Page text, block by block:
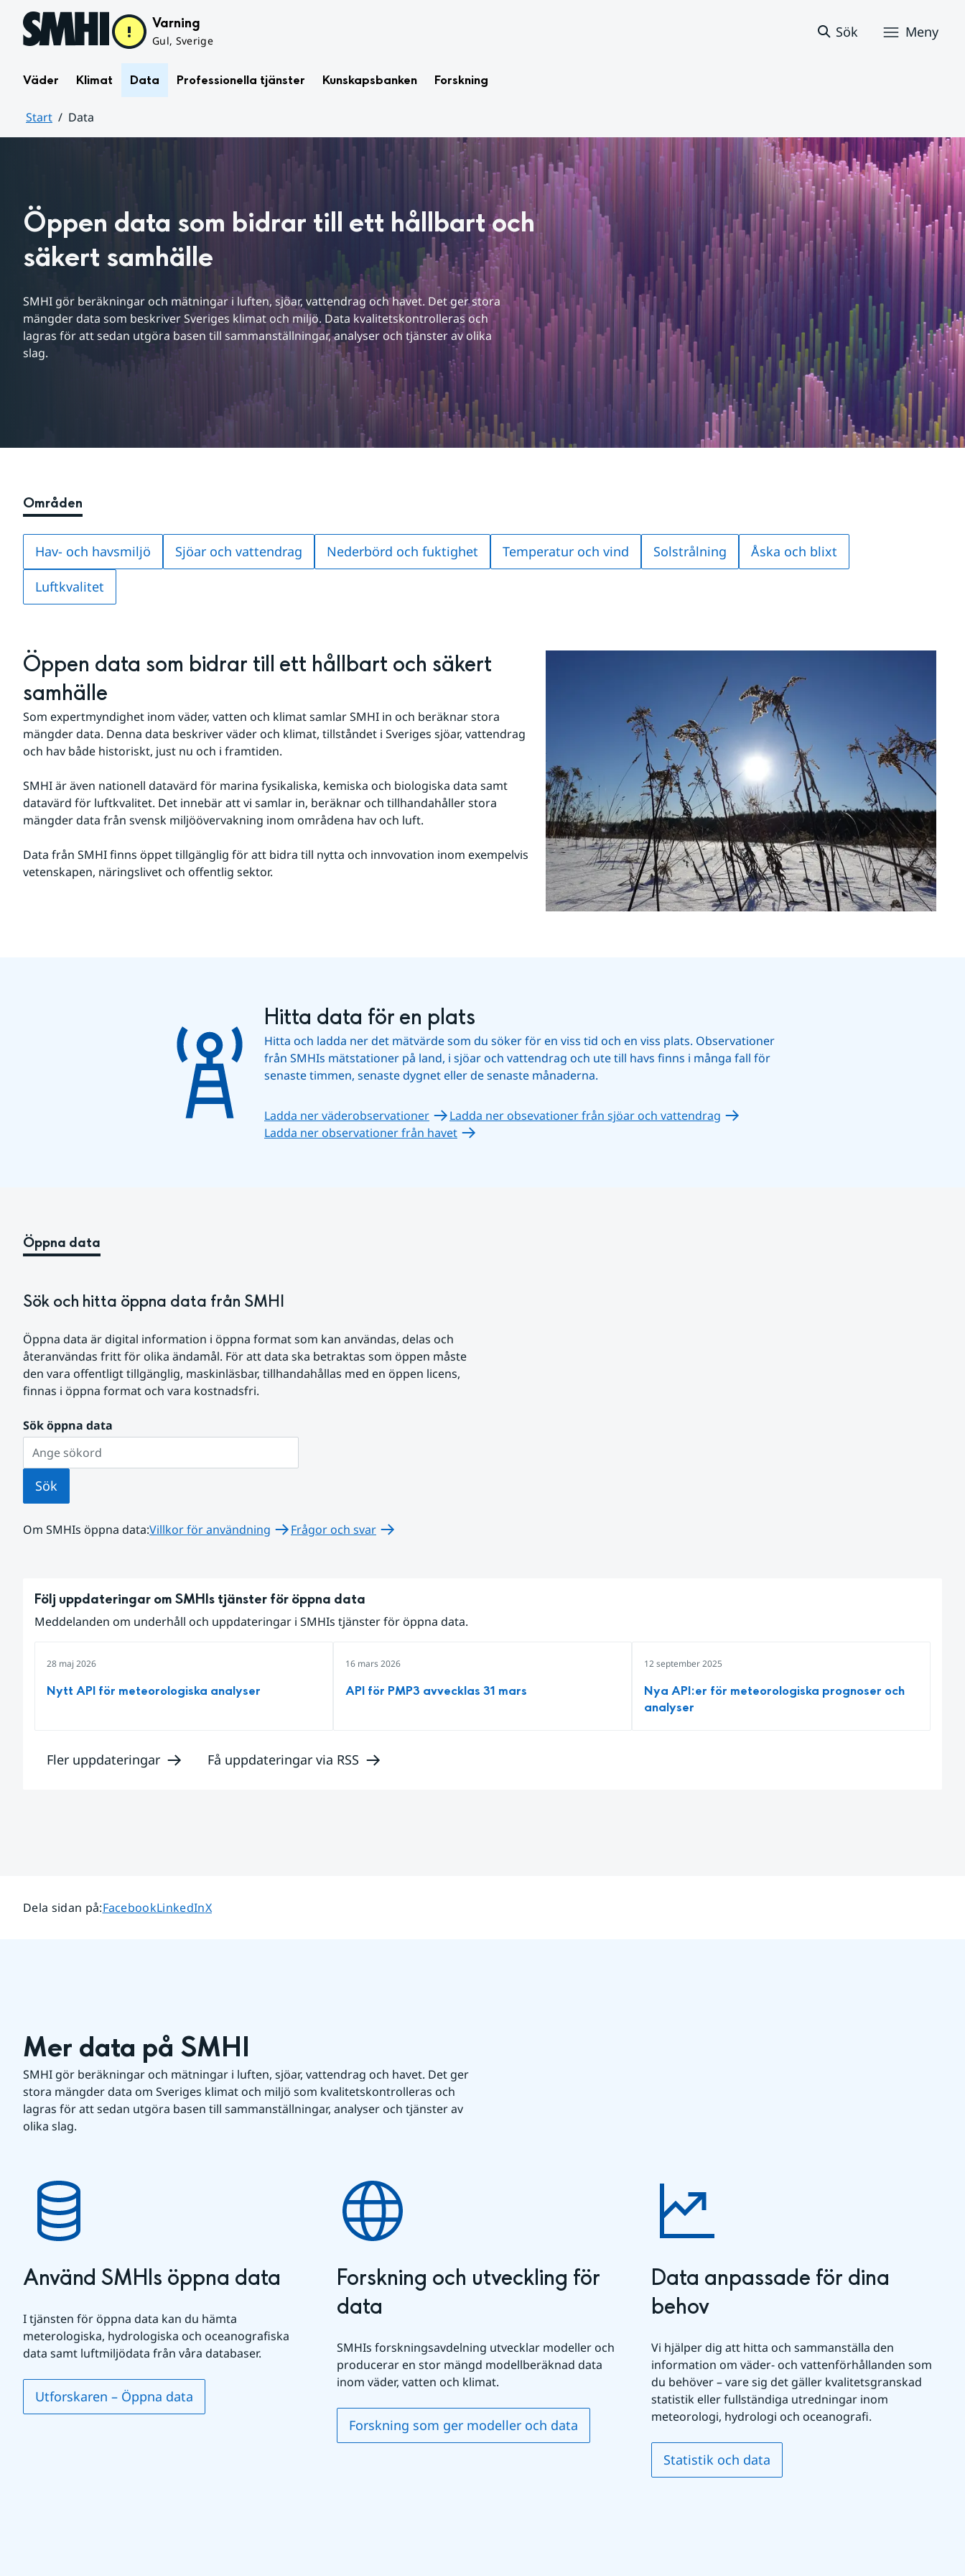
Hoppa till sidans innehåll Varning
Gul, Sverige
Sök Meny
Väder Klimat Data Professionella tjänster Kunskapsbanken Forskning
Start
Data
Öppen data som bidrar till ett hållbart och
säkert samhälle
SMHI gör beräkningar och mätningar i luften, sjöar, vattendrag och havet. Det ger stora
mängder data som beskriver Sveriges klimat och miljö. Data kvalitetskontrolleras och
lagras för att sedan utgöra basen till sammanställningar, analyser och tjänster av olika
slag.
Områden
Hav- och havsmiljö Sjöar och vattendrag Nederbörd och fuktighet Temperatur och vind Solstrålning Åska och blixt
Luftkvalitet
Öppen data som bidrar till ett hållbart och säkert
samhälle
Som expertmyndighet inom väder, vatten och klimat samlar SMHI in och beräknar stora
mängder data. Denna data beskriver väder och klimat, tillståndet i Sveriges sjöar, vattendrag
och hav både historiskt, just nu och i framtiden.
SMHI är även nationell datavärd för marina fysikaliska, kemiska och biologiska data samt
datavärd för luftkvalitet. Det innebär att vi samlar in, beräknar och tillhandahåller stora
mängder data från svensk miljöövervakning inom områdena hav och luft.
Data från SMHI finns öppet tillgänglig för att bidra till nytta och innvovation inom exempelvis
vetenskapen, näringslivet och offentlig sektor.
Hitta data för en plats
Hitta och ladda ner det mätvärde som du söker för en viss tid och en viss plats. Observationer
från SMHIs mätstationer på land, i sjöar och vattendrag och ute till havs finns i många fall för
senaste timmen, senaste dygnet eller de senaste månaderna.
Ladda ner väderobservationer
Ladda ner obsevationer från sjöar och vattendrag
Ladda ner observationer från havet
Öppna data
Sök och hitta öppna data från SMHI
Öppna data är digital information i öppna format som kan användas, delas och
återanvändas fritt för olika ändamål. För att data ska betraktas som öppen måste
den vara offentligt tillgänglig, maskinläsbar, tillhandahållas med en öppen licens,
finnas i öppna format och vara kostnadsfri.
Sök öppna data
Sök
Om SMHIs öppna data:Villkor för användning Frågor och svar
Följ uppdateringar om SMHIs tjänster för öppna data
Meddelanden om underhåll och uppdateringar i SMHIs tjänster för öppna data.
28 maj 2026
Nytt API för meteorologiska analyser
16 mars 2026
API för PMP3 avvecklas 31 mars
12 september 2025
Nya API:er för meteorologiska prognoser och
analyser
Fler uppdateringar Få uppdateringar via RSS
Dela sidan på:Dela sidan på
FacebookDela sidan på
LinkedInDela sidan på
X
Mer data på SMHI
SMHI gör beräkningar och mätningar i luften, sjöar, vattendrag och havet. Det ger
stora mängder data om Sveriges klimat och miljö som kvalitetskontrolleras och
lagras för att sedan utgöra basen till sammanställningar, analyser och tjänster av
olika slag.
Använd SMHIs öppna data
I tjänsten för öppna data kan du hämta
meterologiska, hydrologiska och oceanografiska
data samt luftmiljödata från våra databaser.
Utforskaren – Öppna data
Forskning och utveckling för
data
SMHIs forskningsavdelning utvecklar modeller och
producerar en stor mängd modellberäknad data
inom väder, vatten och klimat.
Forskning som ger modeller och data
Data anpassade för dina
behov
Vi hjälper dig att hitta och sammanställa den
information om väder- och vattenförhållanden som
du behöver – vare sig det gäller kvalitetsgranskad
statistik eller fullständiga utredningar inom
meteorologi, hydrologi och oceanografi.
Statistik och data